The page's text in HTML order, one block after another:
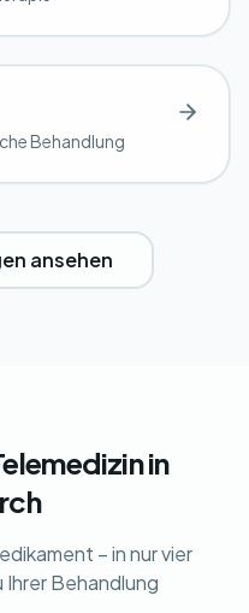
Behandlung
ansehen
in
– in nur vier
Behandlung